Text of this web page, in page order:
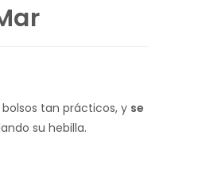
tan prácticos, y se
su hebilla.